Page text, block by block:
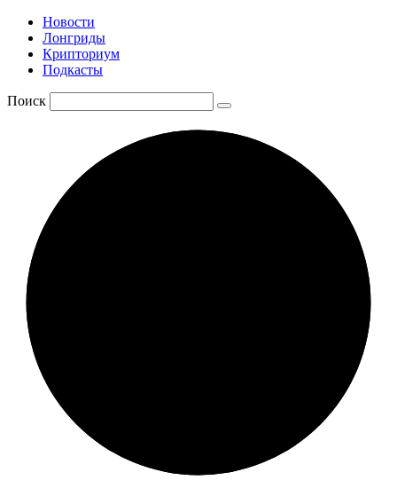
Новости
Лонгриды
Крипториум
Подкасты
Поиск